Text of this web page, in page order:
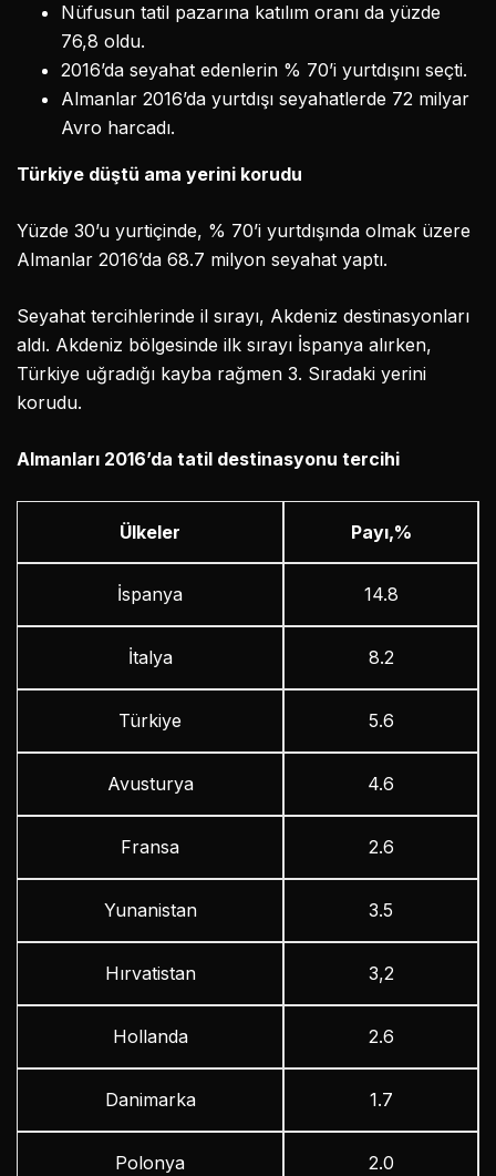
Nüfusun tatil pazarına katılım oranı da yüzde
76,8 oldu.
2016’da seyahat edenlerin % 70’i yurtdışını seçti.
Almanlar 2016’da yurtdışı seyahatlerde 72 milyar
Avro harcadı.
Türkiye düştü ama yerini korudu
Yüzde 30’u yurtiçinde, % 70’i yurtdışında olmak üzere
Almanlar 2016’da 68.7 milyon seyahat yaptı.
Seyahat tercihlerinde il sırayı, Akdeniz destinasyonları
aldı. Akdeniz bölgesinde ilk sırayı İspanya alırken,
Türkiye uğradığı kayba rağmen 3. Sıradaki yerini
korudu.
Almanları 2016’da tatil destinasyonu tercihi
Ülkeler Payı,%
İspanya 14.8
İtalya 8.2
Türkiye 5.6
Avusturya 4.6
Fransa 2.6
Yunanistan 3.5
Hırvatistan 3,2
Hollanda 2.6
Danimarka 1.7
Polonya 2.0